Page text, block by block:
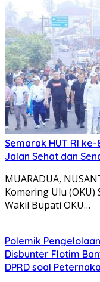
Semarak HUT RI
Jalan Sehat dan
MUARADUA,
Komering Ulu (OKU)
Wakil Bupati OKU…
Polemik
Disbunter Flotim
DPRD soal